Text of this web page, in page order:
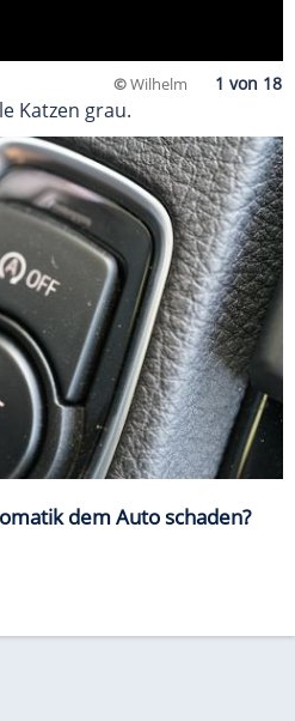
©Wilhelm
Katzen grau.
dem Auto schaden?